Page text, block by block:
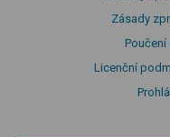
Zásady
Licenční